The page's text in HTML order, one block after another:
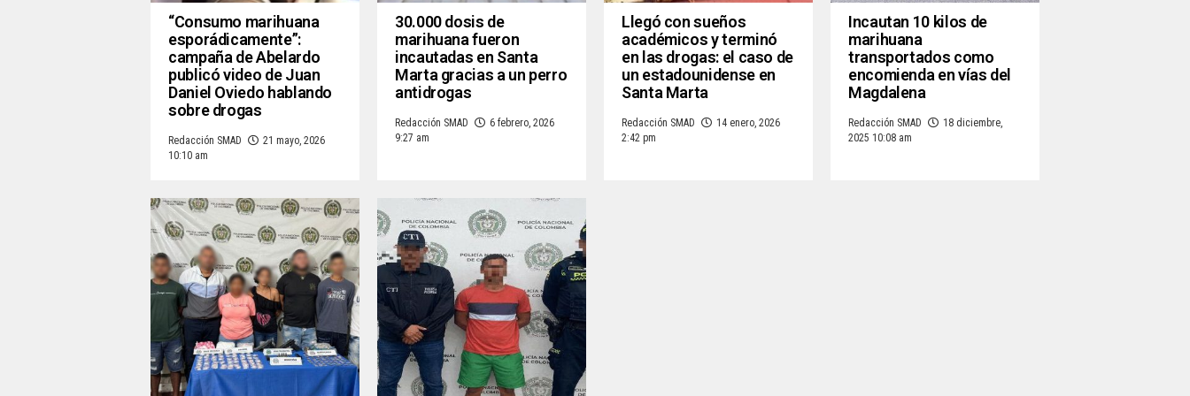
“Consumo marihuana
esporádicamente”:
campaña de Abelardo
publicó video de Juan
Daniel Oviedo hablando
sobre drogas
Redacción SMAD
21 mayo, 2026
10:10 am
30.000 dosis de
marihuana fueron
incautadas en Santa
Marta gracias a un perro
antidrogas
Redacción SMAD
6 febrero, 2026
9:27 am
Llegó con sueños
académicos y terminó
en las drogas: el caso de
un estadounidense en
Santa Marta
Redacción SMAD
14 enero, 2026
2:42 pm
Incautan 10 kilos de
marihuana
transportados como
encomienda en vías del
Magdalena
Redacción SMAD
18 diciembre,
2025 10:08 am